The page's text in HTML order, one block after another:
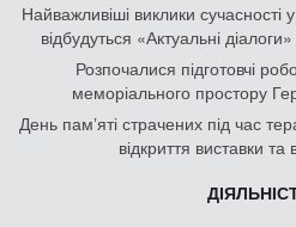
Найважливіші виклики сучасності
відбудуться «Актуальні
Розпочалися підготовчі
меморіального простору
День памʼяті страчених під час
відкриття виставки